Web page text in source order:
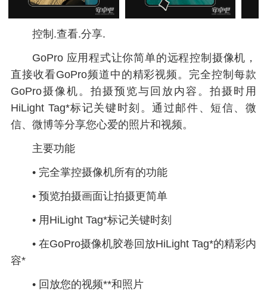
控制.查看.分享.
GoPro 应用程式让你简单的远程控制摄像机，
直接收看GoPro频道中的精彩视频。完全控制每款
GoPro摄像机。拍摄预览与回放内容。拍摄时用
HiLight Tag*标记关键时刻。通过邮件、短信、微
信、微博等分享您心爱的照片和视频。
主要功能
• 完全掌控摄像机所有的功能
• 预览拍摄画面让拍摄更简单
• 用HiLight Tag*标记关键时刻
• 在GoPro摄像机胶卷回放HiLight Tag*的精彩内
容*
• 回放您的视频**和照片